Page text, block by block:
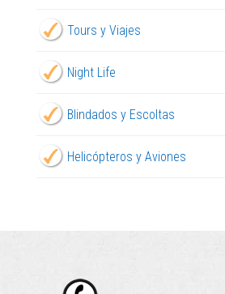
Tours y Viajes
Night Life
Blindados y Escoltas
Helicópteros y Aviones